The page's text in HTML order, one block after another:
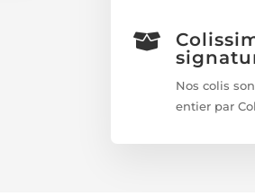

Nos colis
entier par